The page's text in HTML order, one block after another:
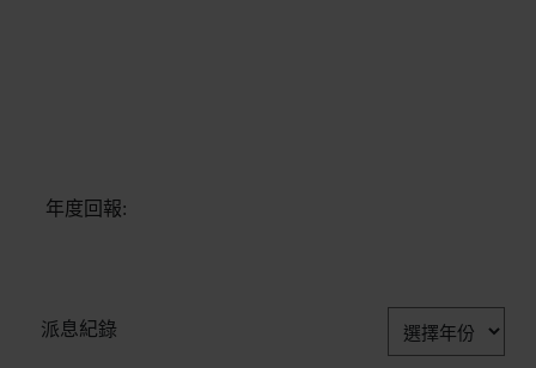
年度回報:
派息紀錄